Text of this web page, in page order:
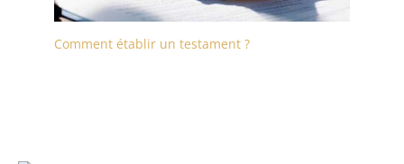
Comment établir un testament ?